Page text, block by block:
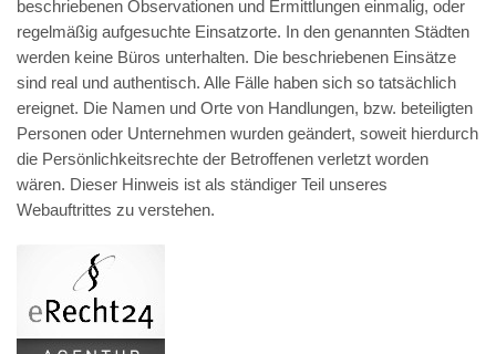
beschriebenen Observationen und Ermittlungen einmalig, oder
regelmäßig aufgesuchte Einsatzorte. In den genannten Städten
werden keine Büros unterhalten. Die beschriebenen Einsätze
sind real und authentisch. Alle Fälle haben sich so tatsächlich
ereignet. Die Namen und Orte von Handlungen, bzw. beteiligten
Personen oder Unternehmen wurden geändert, soweit hierdurch
die Persönlichkeitsrechte der Betroffenen verletzt worden
wären. Dieser Hinweis ist als ständiger Teil unseres
Webauftrittes zu verstehen.